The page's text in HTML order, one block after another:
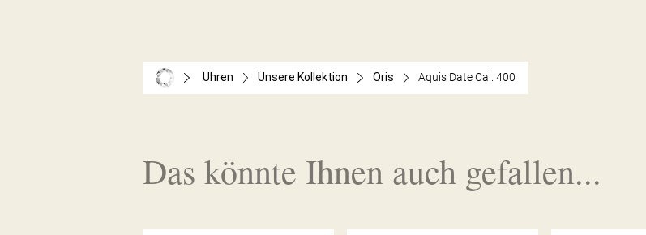
Uhren Unsere Kollektion Oris Aquis Date Cal. 400
Das könnte Ihnen auch gefallen...